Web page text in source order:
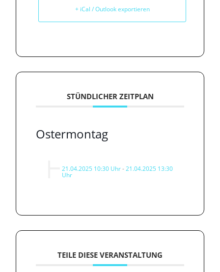
+ iCal / Outlook exportieren
STÜNDLICHER ZEITPLAN
Ostermontag
21.04.2025 10:30 Uhr-21.04.2025 13:30
Uhr
TEILE DIESE VERANSTALTUNG